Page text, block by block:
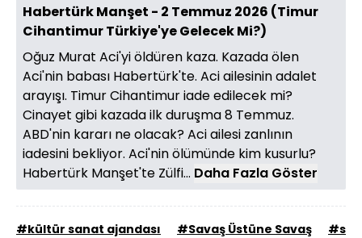
Habertürk Manşet - 2 Temmuz 2026 (Timur
Cihantimur Türkiye'ye Gelecek Mi?)
Oğuz Murat Aci'yi öldüren kaza. Kazada ölen
Aci'nin babası Habertürk'te. Aci ailesinin adalet
arayışı. Timur Cihantimur iade edilecek mi?
Cinayet gibi kazada ilk duruşma 8 Temmuz.
ABD'nin kararı ne olacak? Aci ailesi zanlının
iadesini bekliyor. Aci'nin ölümünde kim kusurlu?
Habertürk Manşet'te Zülfi... Daha Fazla Göster
#kültür sanat ajandası #Savaş Üstüne Savaş